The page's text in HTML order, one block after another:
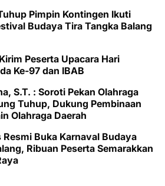
Pimpin Kontingen Ikuti
Budaya Tira Tangka Balang
Peserta Upacara Hari
Ke-97 dan IBAB
S.T. : Soroti Pekan Olahraga
Tuhup, Dukung Pembinaan
Olahraga Daerah
Buka Karnaval Budaya
Ribuan Peserta Semarakkan